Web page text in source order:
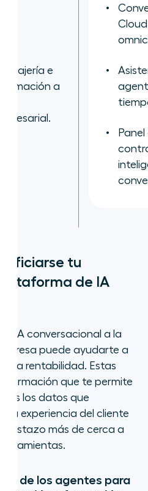
e
a
Cloud
Panel
tu
de IA
IA conversacional a la
puede ayudarte a
y la rentabilidad. Estas
que te permite
los datos que
experiencia del cliente
vistazo más de cerca a
de los agentes para